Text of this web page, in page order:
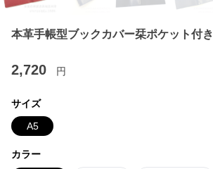
本革手帳型ブックカバー栞ポケット付き
2,720 円
サイズ
A5
カラー